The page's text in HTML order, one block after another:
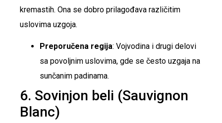
kremastih. Ona se dobro prilagođava različitim
uslovima uzgoja.
Preporučena regija: Vojvodina i drugi delovi
sa povoljnim uslovima, gde se često uzgaja na
sunčanim padinama.
6. Sovinjon beli (Sauvignon
Blanc)